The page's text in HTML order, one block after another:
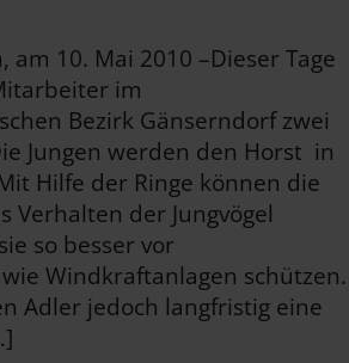
am 10. Mai 2010 –Dieser Tage
im
Bezirk Gänserndorf zwei
Jungen werden den Horst in
Hilfe der Ringe können die
Verhalten der Jungvögel
so besser vor
Windkraftanlagen schützen.
Adler jedoch langfristig eine